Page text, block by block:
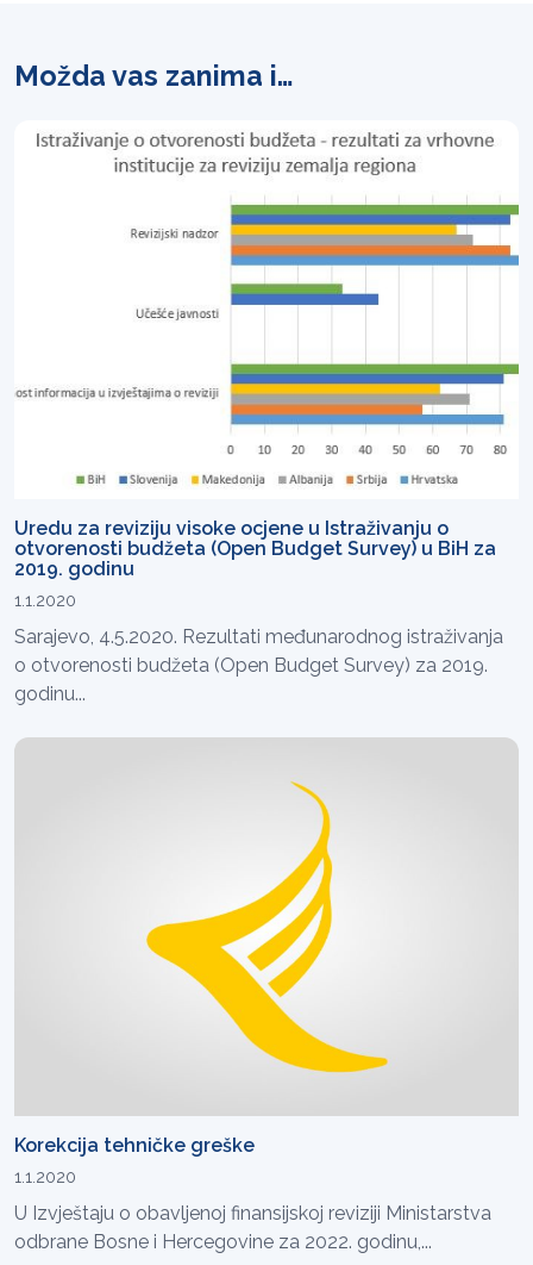
Možda vas zanima i…
Uredu za reviziju visoke ocjene u Istraživanju o
otvorenosti budžeta (Open Budget Survey) u BiH za
2019. godinu
1.1.2020
Sarajevo, 4.5.2020. Rezultati međunarodnog istraživanja
o otvorenosti budžeta (Open Budget Survey) za 2019.
godinu...
Korekcija tehničke greške
1.1.2020
U Izvještaju o obavljenoj finansijskoj reviziji Ministarstva
odbrane Bosne i Hercegovine za 2022. godinu,...